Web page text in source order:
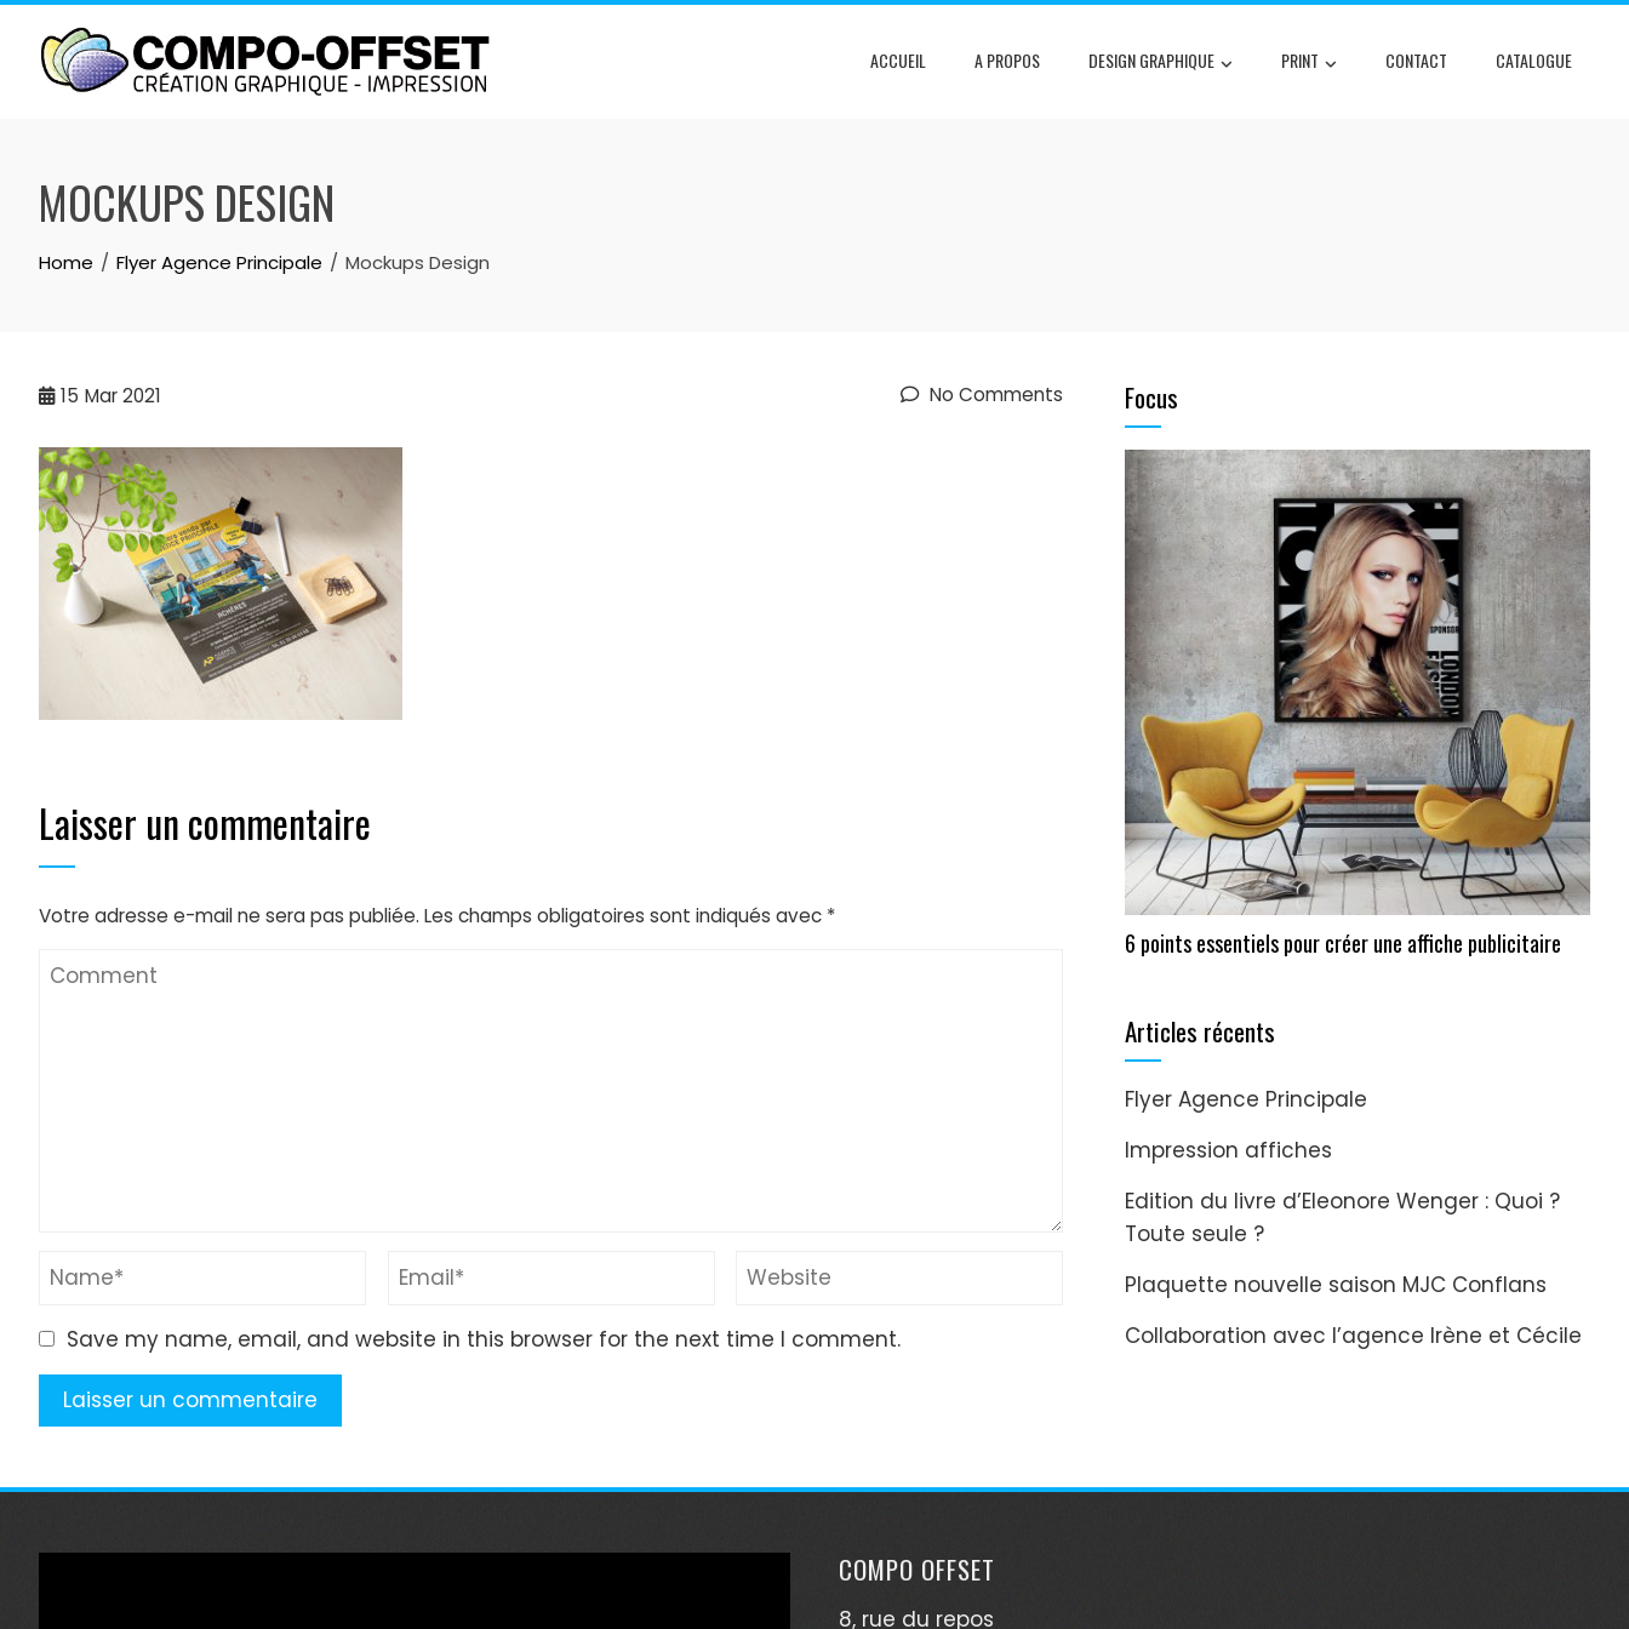
Skip
content
ACCUEIL A PROPOS DESIGN GRAPHIQUE PRINT CONTACT CATALOGUE
MOCKUPS DESIGN
Home Flyer Agence Principale Mockups Design
15 Mar 2021 No Comments
Laisser un commentaire
Votre adresse e-mail ne sera pas publiée. Les champs obligatoires sont indiqués avec *
Save my name, email, and website in this browser for the next time I comment.
Focus
6 points essentiels pour créer une affiche publicitaire
Articles récents
Flyer Agence Principale
Impression affiches
Edition du livre d’Eleonore Wenger : Quoi ?
Toute seule ?
Plaquette nouvelle saison MJC Conflans
Collaboration avec l’agence Irène et Cécile
COMPO OFFSET
8, rue du repos